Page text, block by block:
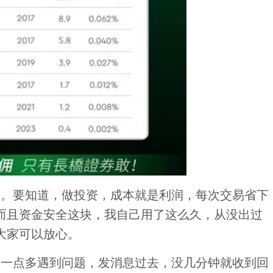
要知道，做投资，成本就是利润，每次交易省下
资金安全这块，我自己用了这么久，从没出过
可以放心。
点多遇到问题，发消息过去，没几分钟就收到回